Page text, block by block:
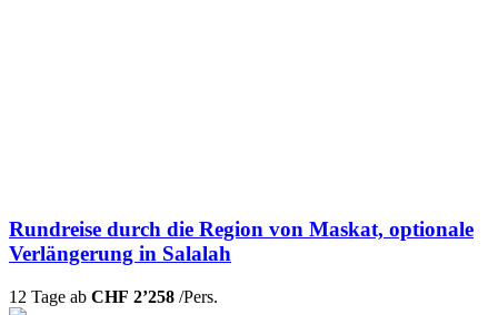
Rundreise durch die Region von Maskat, optionale
Verlängerung in Salalah
12 Tage ab CHF 2’258 /Pers.